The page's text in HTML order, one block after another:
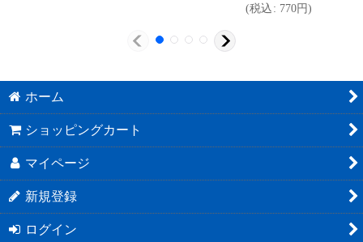
(税込 : 770円)
ホーム
ショッピングカート
マイページ
新規登録
ログイン